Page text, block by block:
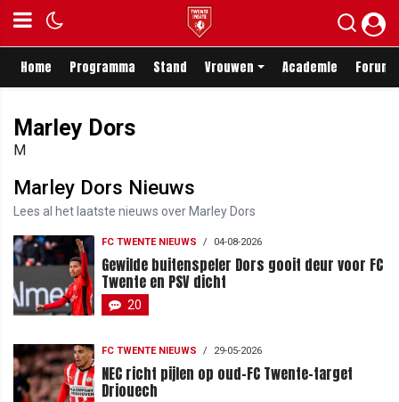
Home Programma Stand Vrouwen Academie Forum
Marley Dors
M
Marley Dors Nieuws
Lees al het laatste nieuws over Marley Dors
FC TWENTE NIEUWS / 04-08-2026
Gewilde buitenspeler Dors gooit deur voor FC
Twente en PSV dicht
20
FC TWENTE NIEUWS / 29-05-2026
NEC richt pijlen op oud-FC Twente-target
Driouech